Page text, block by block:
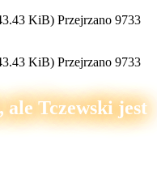
KiB) Przejrzano 9733
KiB) Przejrzano 9733
ale Tczewski jest